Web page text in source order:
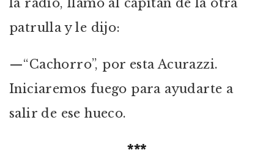
la radio, llamó al capitán de la otra
patrulla y le dijo:
—“Cachorro”, por esta Acurazzi.
Iniciaremos fuego para ayudarte a
salir de ese hueco.
***